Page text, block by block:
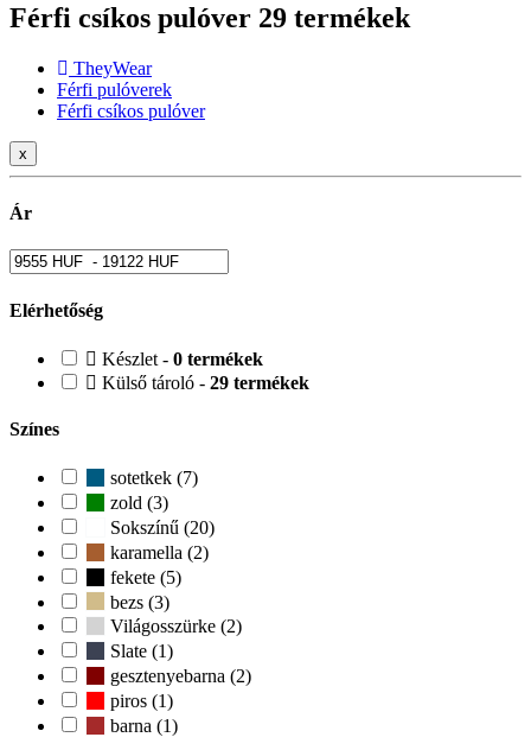
Férfi csíkos pulóver 29 termékek
TheyWear
Férfi pulóverek
Férfi csíkos pulóver
x
Ár
Elérhetőség
Készlet - 0 termékek
Külső tároló - 29 termékek
Színes
sotetkek (7)
zold (3)
Sokszínű (20)
karamella (2)
fekete (5)
bezs (3)
Világosszürke (2)
Slate (1)
gesztenyebarna (2)
piros (1)
barna (1)